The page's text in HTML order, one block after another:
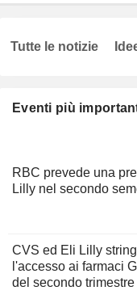
Eventi più
RBC prevede una
Lilly nel secondo
CVS ed Eli Lilly
l'accesso ai farmaci
del secondo trimestre
Tutte le notizie